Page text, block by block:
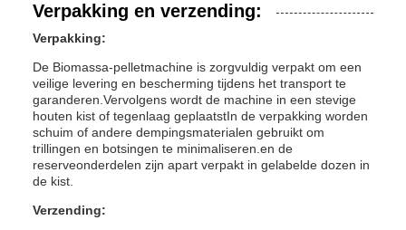
Verpakking en verzending:
Verpakking:
De Biomassa-pelletmachine is zorgvuldig verpakt om een
veilige levering en bescherming tijdens het transport te
garanderen.Vervolgens wordt de machine in een stevige
houten kist of tegenlaag geplaatstIn de verpakking worden
schuim of andere dempingsmaterialen gebruikt om
trillingen en botsingen te minimaliseren.en de
reserveonderdelen zijn apart verpakt in gelabelde dozen in
de kist.
Verzending: